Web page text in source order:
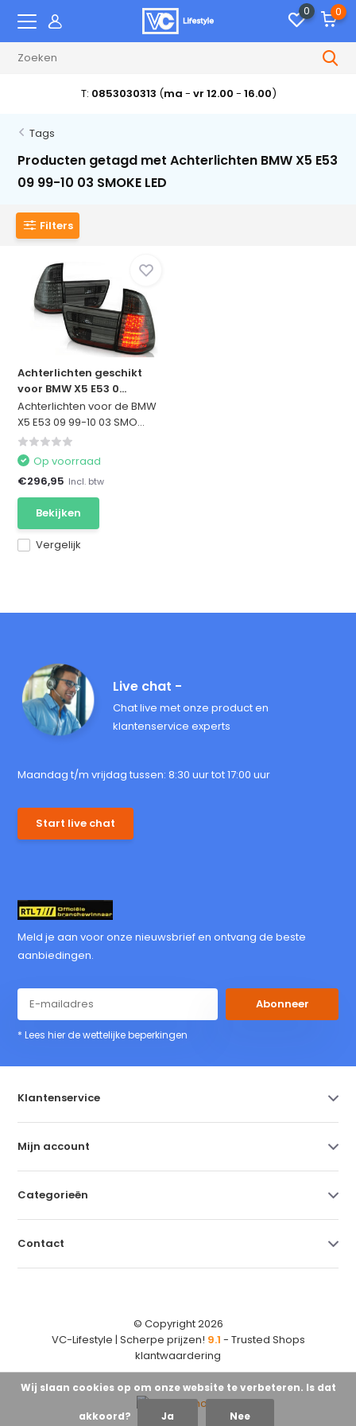
0 0
T: 0853030313 (ma - vr 12.00 - 16.00)
Tags
Producten getagd met Achterlichten BMW X5 E53
09 99-10 03 SMOKE LED
Filters
Achterlichten geschikt
voor BMW X5 E53 0...
Achterlichten voor de BMW
X5 E53 09 99-10 03 SMO...
Vergelijk
Op voorraad
€296,95 Incl. btw
Bekijken
Live chat -
Chat live met onze product en
klantenservice experts
Maandag t/m vrijdag tussen: 8:30 uur tot 17:00 uur
Start live chat
Meld je aan voor onze nieuwsbrief en ontvang de beste
aanbiedingen.
Abonneer
* Lees hier de wettelijke beperkingen
Klantenservice
Mijn account
Categorieën
Contact
© Copyright 2026
VC-Lifestyle | Scherpe prijzen! 9.1 - Trusted Shops
klantwaardering
Wij slaan cookies op om onze website te verbeteren. Is dat
akkoord? Ja Nee